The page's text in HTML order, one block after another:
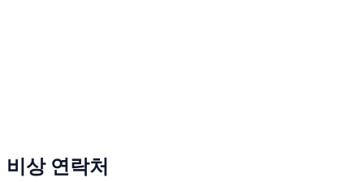
비상 연락처